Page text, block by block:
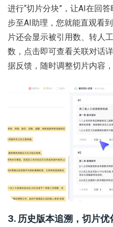
进行“切片分块”，让AI在回
步至AI助理，您就能直观看
片还会显示被引用数、转人
数，点击即可查看关联对话
据反馈，随时调整切片内容
3. 历史版本追溯，切片优